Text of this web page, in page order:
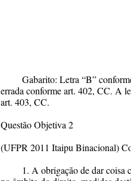
Gabarito: Letra “B”
errada conforme art. 402, CC. A
art. 403, CC.
Questão Objetiva 2
(UFPR 2011 Itaipu Binacional)
1. A obrigação de dar coisa